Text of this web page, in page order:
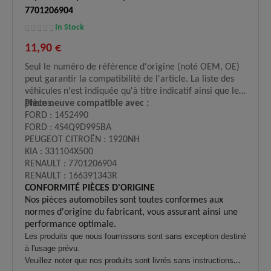
7701206904
In Stock
11,90 €
Seul le numéro de référence d'origine (noté OEM, OE)
peut garantir la compatibilité de l'article. La liste des
véhicules n'est indiquée qu'à titre indicatif ainsi que les
photos.
Pièce neuve compatible avec :
FORD : 1452490
FORD : 4S4Q9D995BA
PEUGEOT CITROËN : 1920NH
KIA : 331104X500
RENAULT : 7701206904
RENAULT : 166391343R
CONFORMITÉ PIÈCES D'ORIGINE
Nos pièces automobiles sont toutes conformes aux
normes d'origine du fabricant, vous assurant ainsi une
performance optimale.
Les produits que nous fournissons sont sans exception destiné
à l'usage prévu.
Veuillez noter que nos produits sont livrés sans instructions